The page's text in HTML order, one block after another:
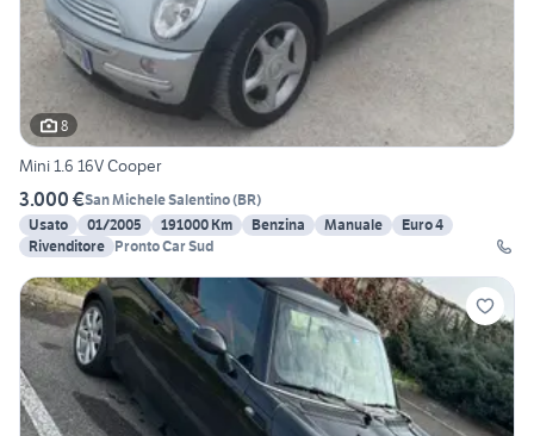
8
Mini 1.6 16V Cooper
3.000 €San Michele Salentino(BR)
Usato
01/2005 191000 Km Benzina Manuale
Euro 4
Rivenditore Pronto Car Sud